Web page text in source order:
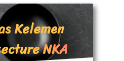
Kelemen
NKA